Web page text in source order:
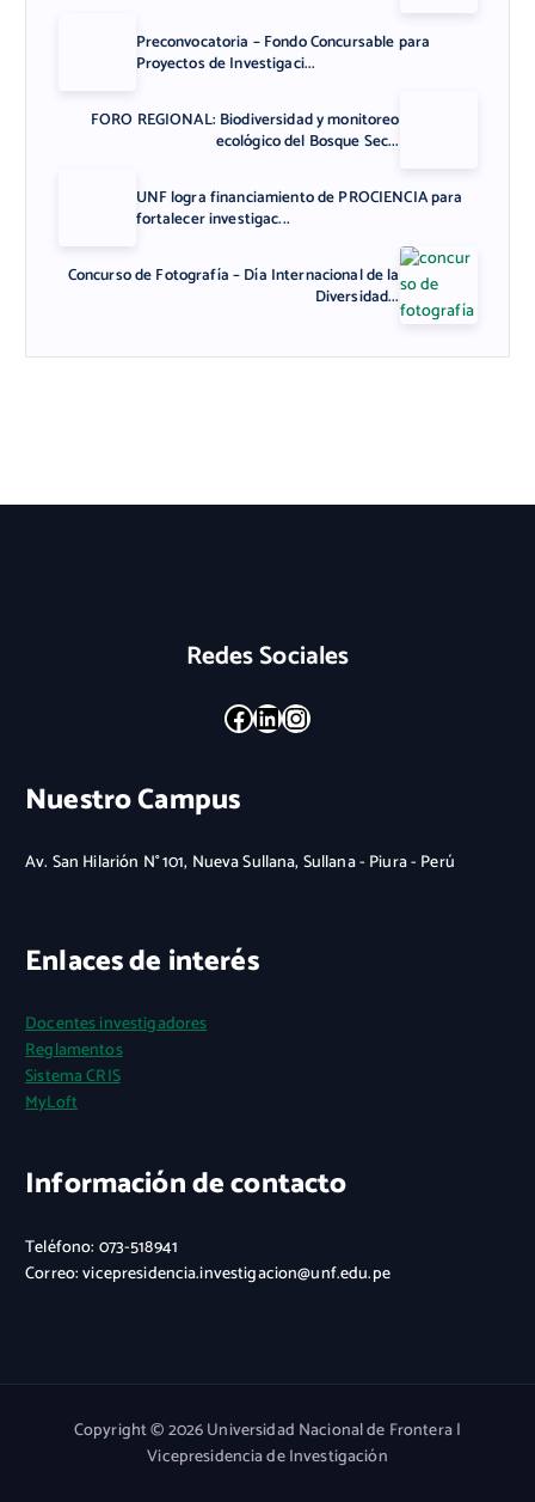
Preconvocatoria – Fondo Concursable para
Proyectos de Investigaci...
FORO REGIONAL: Biodiversidad y monitoreo
ecológico del Bosque Sec...
UNF logra financiamiento de PROCIENCIA para
fortalecer investigac...
Concurso de Fotografía – Día Internacional de la
Diversidad...
Redes Sociales
Facebook LinkedIn Instagram
Nuestro Campus
Av. San Hilarión N° 101, Nueva Sullana, Sullana - Piura - Perú
Enlaces de interés
Docentes investigadores
Reglamentos
Sistema CRIS
MyLoft
Información de contacto
Teléfono: 073-518941
Correo: vicepresidencia.investigacion@unf.edu.pe
Copyright © 2026 Universidad Nacional de Frontera |
Vicepresidencia de Investigación